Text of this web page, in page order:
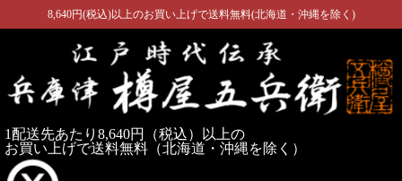
8,640円(税込)以上のお買い上げで送料無料(北海道・沖縄を除く)
1配送先あたり8,640円（税込）以上の
お買い上げで送料無料 （北海道・沖縄を除く）